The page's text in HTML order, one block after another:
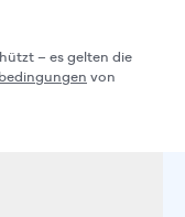
– es gelten die
von